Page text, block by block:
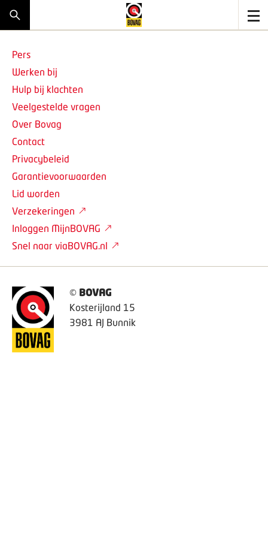
© BOVAG
Kosterijland 15
3981 AJ Bunnik
Pers
Werken bij
Hulp bij klachten
Veelgestelde vragen
Over Bovag
Contact
Privacybeleid
Garantievoorwaarden
Lid worden
Verzekeringen
Inloggen MijnBOVAG
Snel naar viaBOVAG.nl